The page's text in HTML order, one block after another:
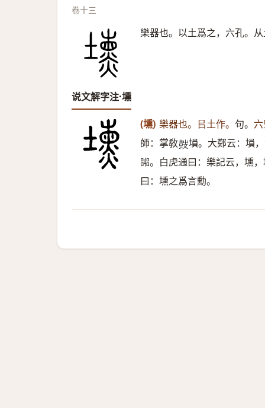
卷十三
樂器也。以土爲之，六孔。
说文解字注·壎
(壎) 樂器也。㠯土作。 句。
師：掌敎𡔷 塤。大鄭云：塤
嘂。白虎通曰：樂記云，壎
曰：壎之爲言勳。